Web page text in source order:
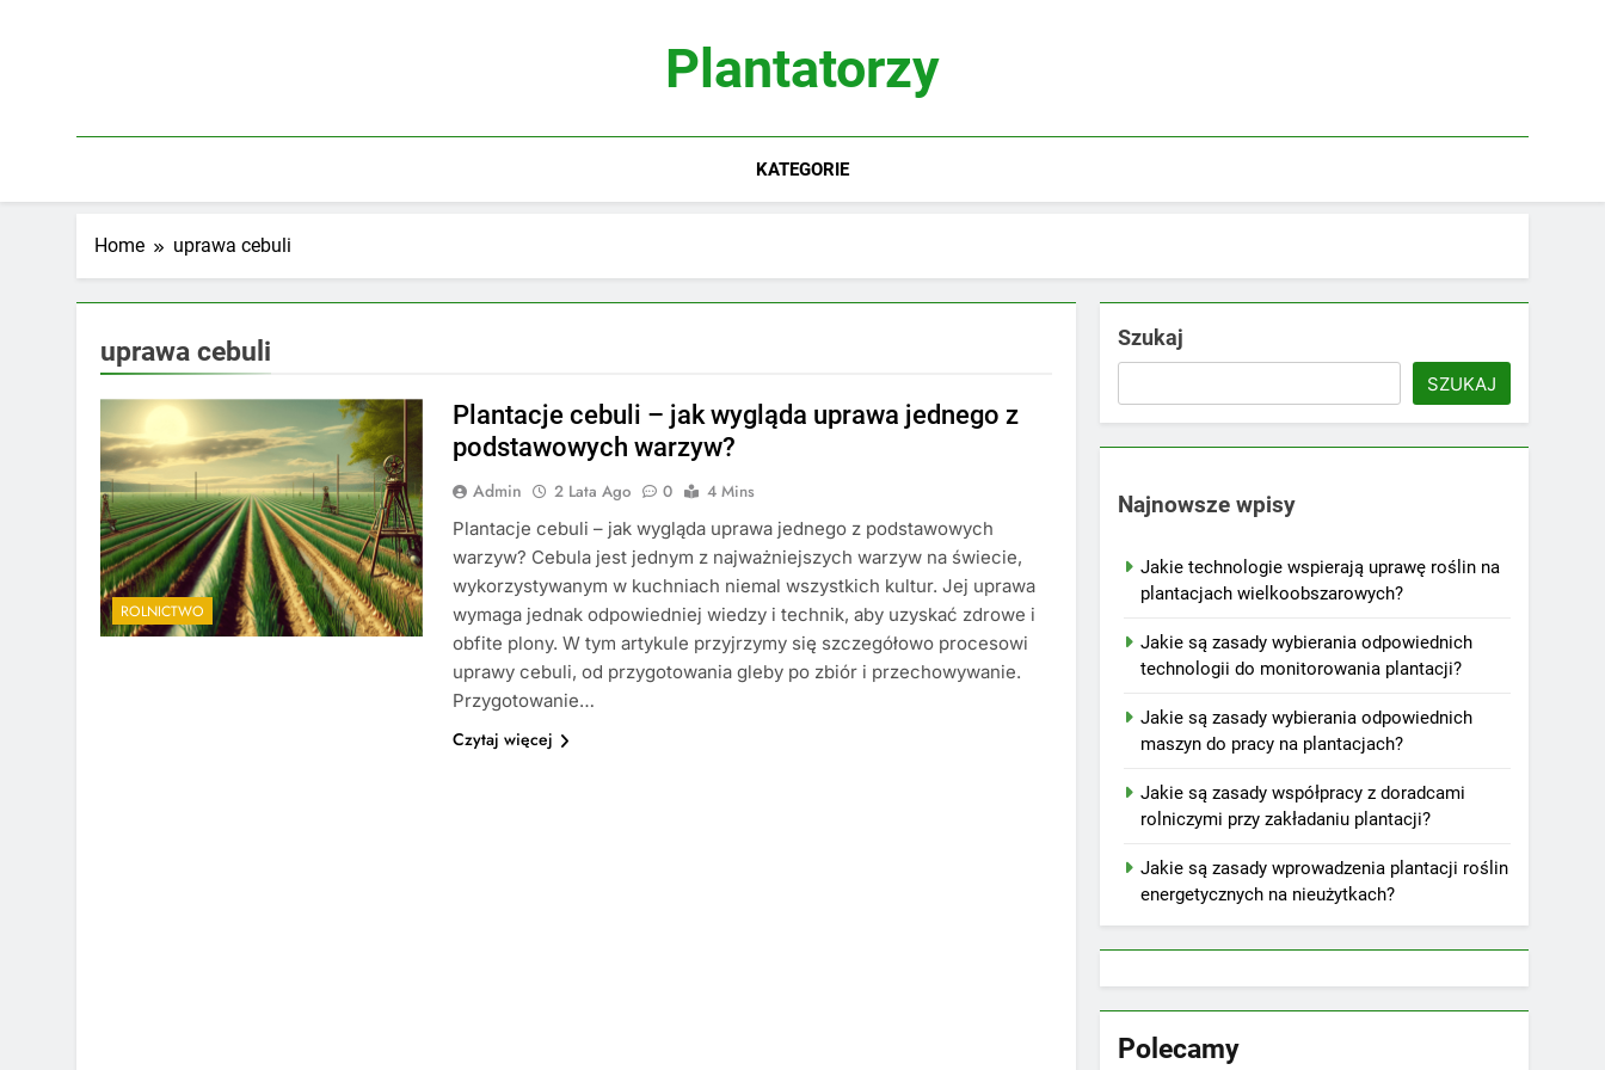
Plantatorzy
KATEGORIE
Home uprawa cebuli
uprawa cebuli
ROLNICTWO
Plantacje cebuli – jak wygląda uprawa jednego z
podstawowych warzyw?
Admin 2 Lata Ago 0
4 Mins
Plantacje cebuli – jak wygląda uprawa jednego z podstawowych
warzyw? Cebula jest jednym z najważniejszych warzyw na świecie,
wykorzystywanym w kuchniach niemal wszystkich kultur. Jej uprawa
wymaga jednak odpowiedniej wiedzy i technik, aby uzyskać zdrowe i
obfite plony. W tym artykule przyjrzymy się szczegółowo procesowi
uprawy cebuli, od przygotowania gleby po zbiór i przechowywanie.
Przygotowanie…
Czytaj więcej
Szukaj
SZUKAJ
Najnowsze wpisy
Jakie technologie wspierają uprawę roślin na
plantacjach wielkoobszarowych?
Jakie są zasady wybierania odpowiednich
technologii do monitorowania plantacji?
Jakie są zasady wybierania odpowiednich
maszyn do pracy na plantacjach?
Jakie są zasady współpracy z doradcami
rolniczymi przy zakładaniu plantacji?
Jakie są zasady wprowadzenia plantacji roślin
energetycznych na nieużytkach?
Polecamy